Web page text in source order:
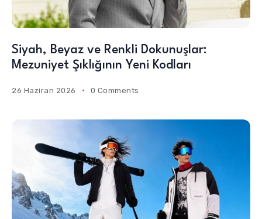
Siyah, Beyaz ve Renkli Dokunuşlar:
Mezuniyet Şıklığının Yeni Kodları
26 Haziran 2026 0 Comments